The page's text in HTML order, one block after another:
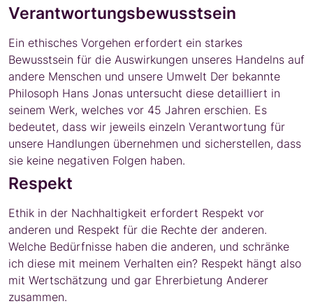
Verantwortungsbewusstsein
Ein ethisches Vorgehen erfordert ein starkes
Bewusstsein für die Auswirkungen unseres Handelns auf
andere Menschen und unsere Umwelt Der bekannte
Philosoph Hans Jonas untersucht diese detailliert in
seinem Werk, welches vor 45 Jahren erschien. Es
bedeutet, dass wir jeweils einzeln Verantwortung für
unsere Handlungen übernehmen und sicherstellen, dass
sie keine negativen Folgen haben.
Respekt
Ethik in der Nachhaltigkeit erfordert Respekt vor
anderen und Respekt für die Rechte der anderen.
Welche Bedürfnisse haben die anderen, und schränke
ich diese mit meinem Verhalten ein? Respekt hängt also
mit Wertschätzung und gar Ehrerbietung Anderer
zusammen.